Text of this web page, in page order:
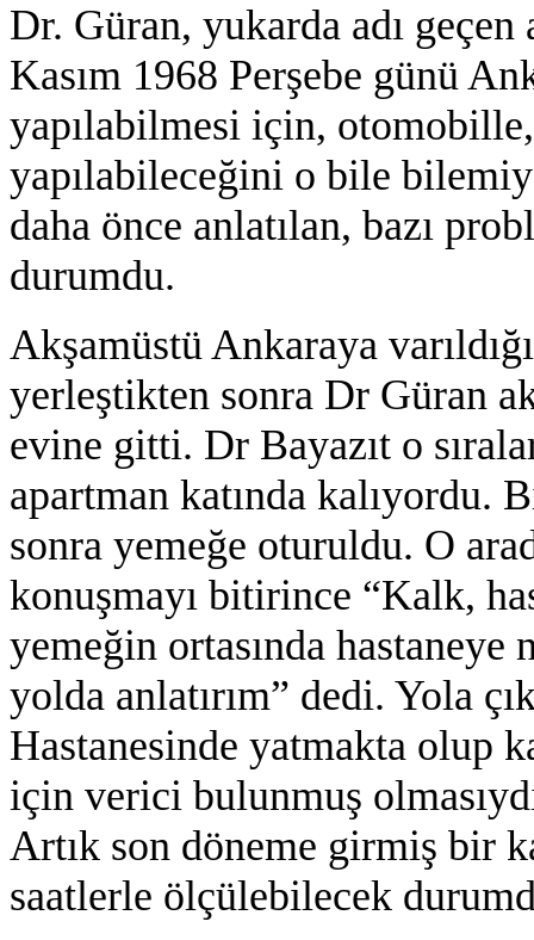
Dr. Güran, yukarda adı geçen
Kasım 1968 Perşebe günü
yapılabilmesi için, otomobille,
yapılabileceğini o bile
daha önce anlatılan, bazı
durumdu.
Akşamüstü Ankaraya
yerleştikten sonra Dr Güran
evine gitti. Dr Bayazıt o
apartman katında kalıyordu.
sonra yemeğe oturuldu. O
konuşmayı bitirince “Kalk,
yemeğin ortasında hastaneye
yolda anlatırım” dedi. Yola
Hastanesinde yatmakta olup
için verici bulunmuş
Artık son döneme girmiş bir
saatlerle ölçülebilecek